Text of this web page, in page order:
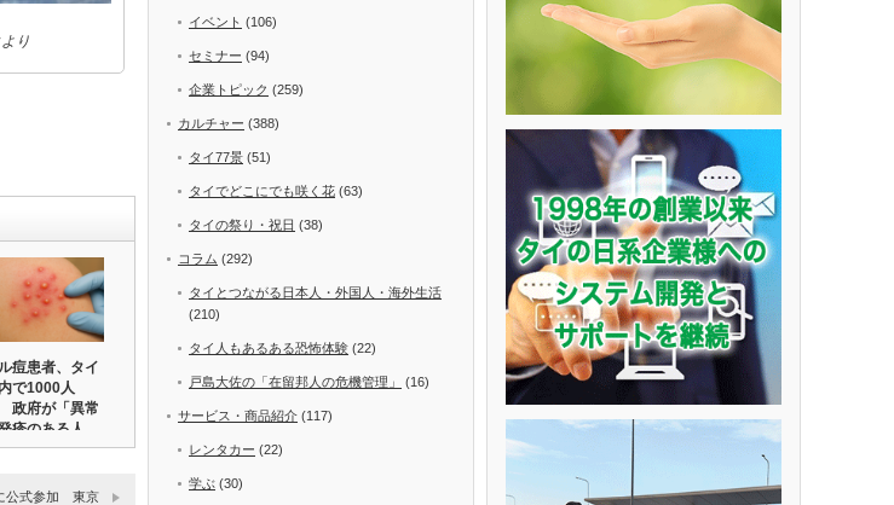
り
痘患者、タイ
で1000人
政府が「異常
疹のある人
公式参加 東京
イベント (106)
セミナー (94)
企業トピック (259)
カルチャー (388)
タイ77景 (51)
タイでどこにでも咲く花 (63)
タイの祭り・祝日 (38)
コラム (292)
タイとつながる日本人・外国人・海外生活
(210)
タイ人もあるある恐怖体験 (22)
戸島大佐の「在留邦人の危機管理」 (16)
サービス・商品紹介 (117)
レンタカー (22)
学ぶ (30)